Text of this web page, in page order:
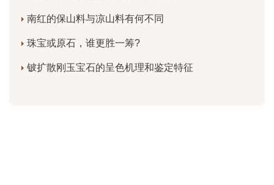
南红的保山料与凉山料有何不同
珠宝或原石，谁更胜一筹?
铍扩散刚玉宝石的呈色机理和鉴定特征